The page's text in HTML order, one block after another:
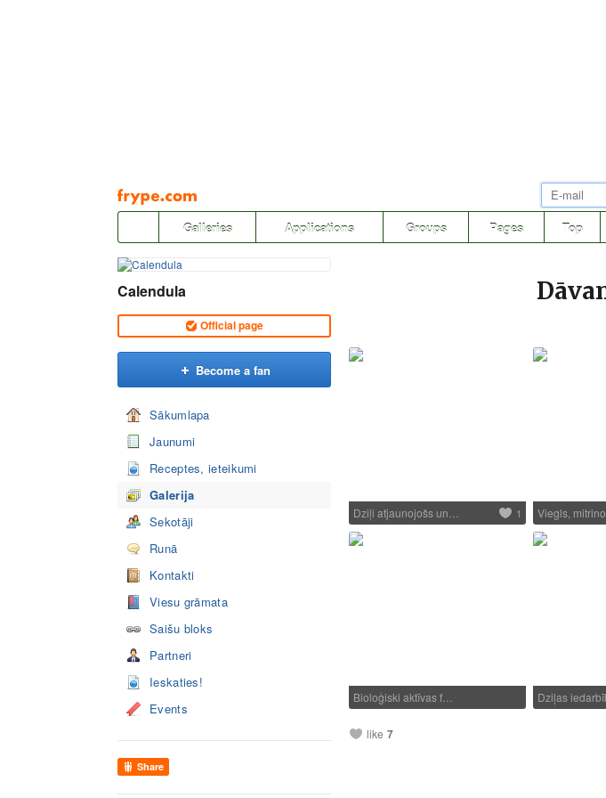
Pāriet
uz
saturu
Galleries Applications Groups Pages Top
Calendula
Official page
Become a fan
Sākumlapa
Jaunumi
Receptes, ieteikumi
Galerija
Sekotāji
Runā
Kontakti
Viesu grāmata
Saišu bloks
Partneri
Ieskaties!
Events
Share
Dziļi atjaunojošs un… 1 Viegls,
Bioloģiski aktīvas f… Dziļas
like 7